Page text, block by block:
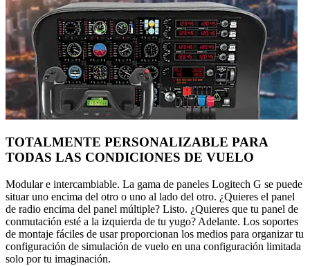
TOTALMENTE PERSONALIZABLE PARA
TODAS LAS CONDICIONES DE VUELO
Modular e intercambiable. La gama de paneles Logitech G se puede
situar uno encima del otro o uno al lado del otro. ¿Quieres el panel
de radio encima del panel múltiple? Listo. ¿Quieres que tu panel de
conmutación esté a la izquierda de tu yugo? Adelante. Los soportes
de montaje fáciles de usar proporcionan los medios para organizar tu
configuración de simulación de vuelo en una configuración limitada
solo por tu imaginación.